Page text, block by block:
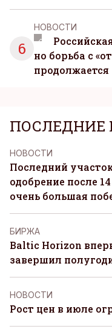
6
НОВОСТИ
но борьба с
продолжается
ПОСЛЕДНИЕ
НОВОСТИ
Последний
одобрение после
очень большая
БИРЖА
Baltic Horizon
завершил
НОВОСТИ
Рост цен в июле